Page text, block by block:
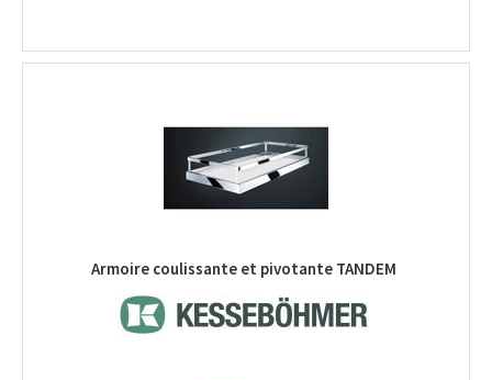
Armoire coulissante et pivotante TANDEM